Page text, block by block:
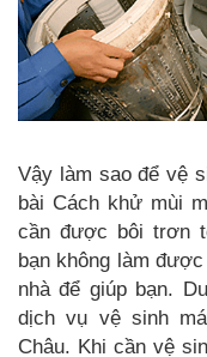
Vậy làm sao để vệ
bài Cách khử mùi
cần được bôi trơn
bạn không làm
nhà để giúp bạn.
dịch vụ vệ sinh
Châu. Khi cần vệ